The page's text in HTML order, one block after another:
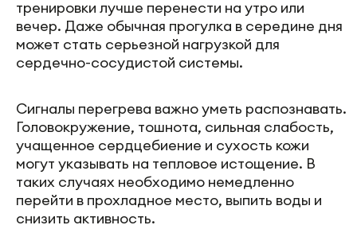
тренировки лучше перенести на утро или
вечер. Даже обычная прогулка в середине дня
может стать серьезной нагрузкой для
сердечно-сосудистой системы.
Сигналы перегрева важно уметь распознавать.
Головокружение, тошнота, сильная слабость,
учащенное сердцебиение и сухость кожи
могут указывать на тепловое истощение. В
таких случаях необходимо немедленно
перейти в прохладное место, выпить воды и
снизить активность.